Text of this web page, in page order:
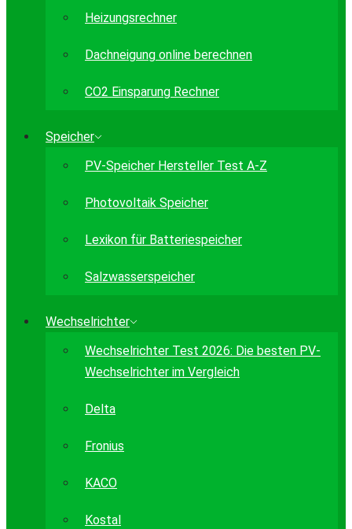
Heizungsrechner
Dachneigung online berechnen
CO2 Einsparung Rechner
Speicher
PV-Speicher Hersteller Test A-Z
Photovoltaik Speicher
Lexikon für Batteriespeicher
Salzwasserspeicher
Wechselrichter
Wechselrichter Test 2026: Die besten PV-
Wechselrichter im Vergleich
Delta
Fronius
KACO
Kostal